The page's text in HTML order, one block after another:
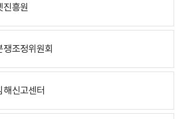
진흥원
쟁조정위원회
해신고센터